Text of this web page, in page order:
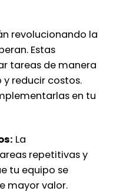
revolucionando la
Estas
tareas de manera
reducir costos.
en tu
La
repetitivas y
tu equipo se
mayor valor.